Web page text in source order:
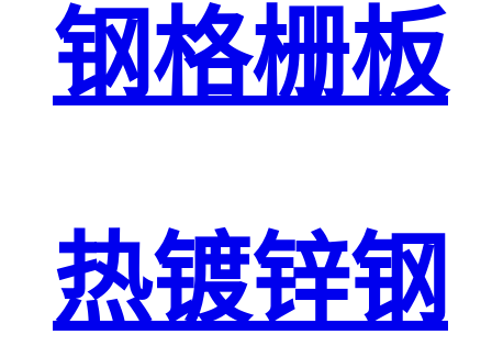
钢格栅板
热镀锌钢